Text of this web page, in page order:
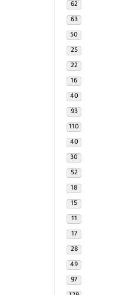
62
63
50
25
22
16
40
93
110
40
30
52
18
15
11
17
28
49
97